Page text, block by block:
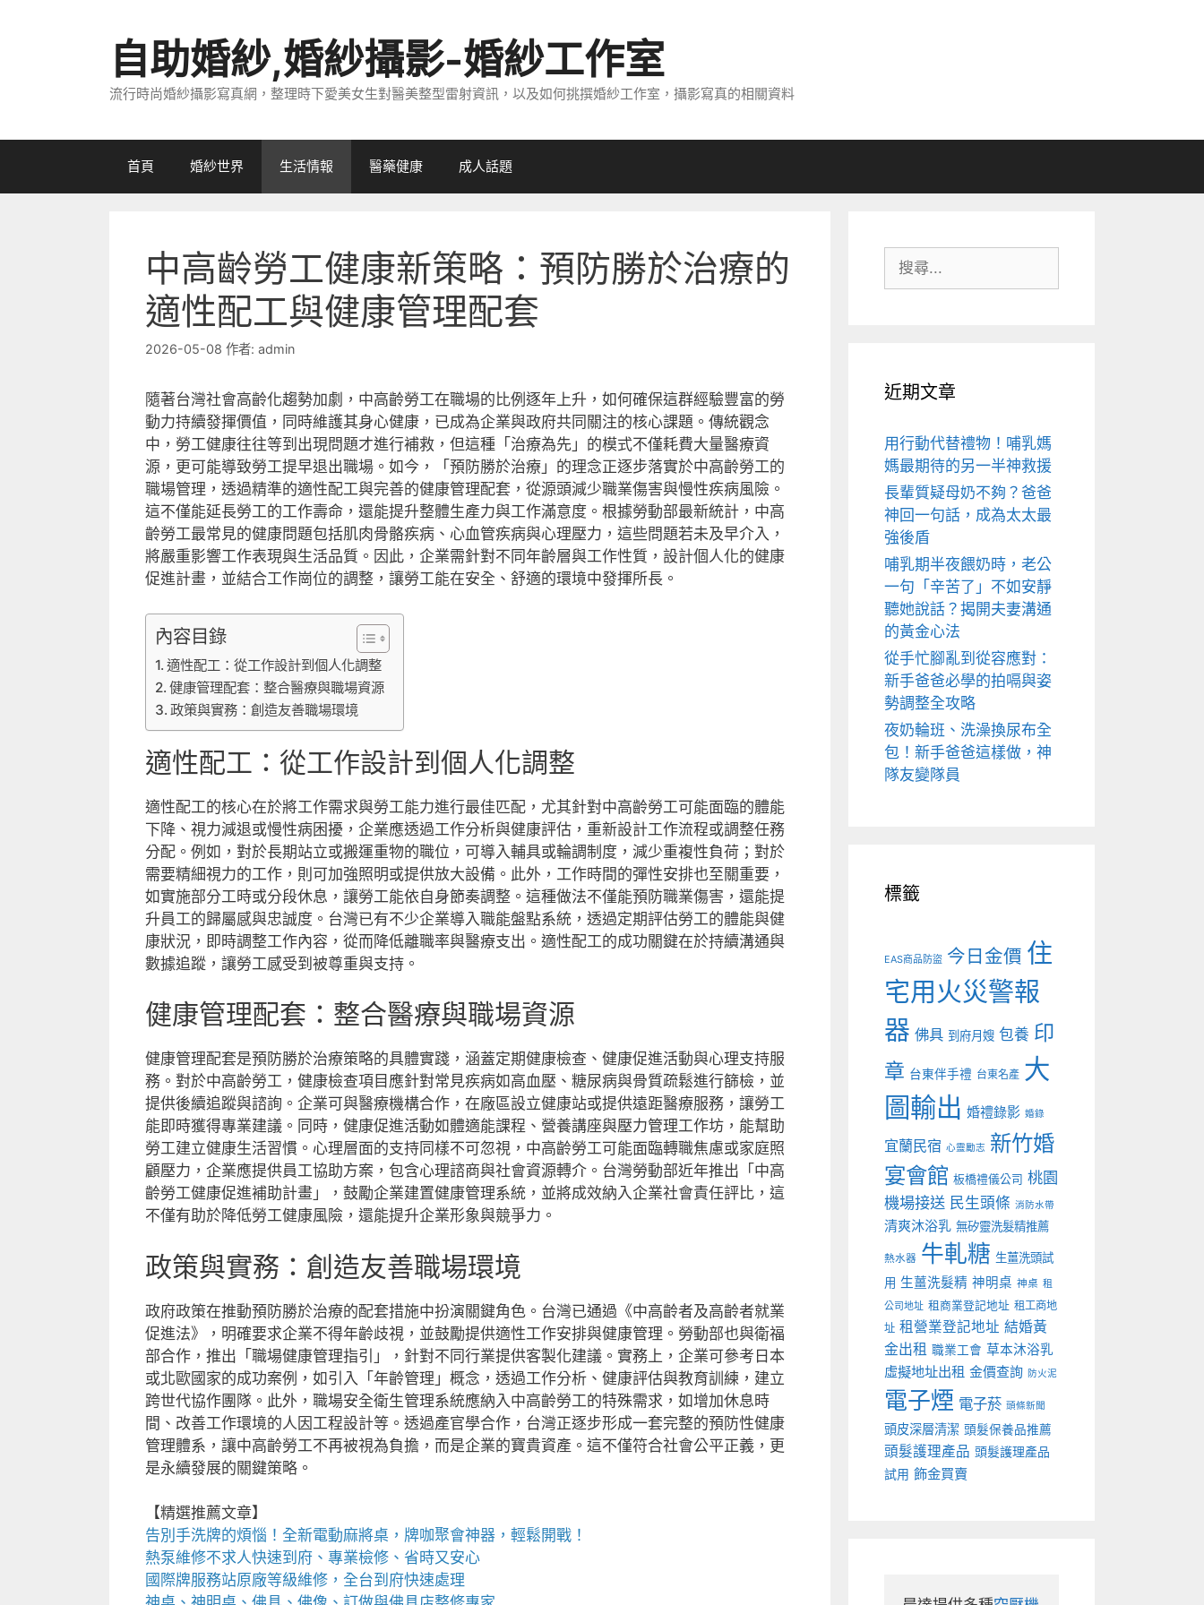
自助婚紗,婚紗攝影-婚紗工作室
流行時尚婚紗攝影寫真網，整理時下愛美女生對醫美整型雷射資訊，以及如何挑撰婚紗工作室，攝影寫真的相關資料
首頁 婚紗世界 生活情報 醫藥健康 成人話題
中高齡勞工健康新策略：預防勝於治療的
適性配工與健康管理配套
2026-05-08 作者: admin
隨著台灣社會高齡化趨勢加劇，中高齡勞工在職場的比例逐年上升，如何確保這群經驗豐富的勞
動力持續發揮價值，同時維護其身心健康，已成為企業與政府共同關注的核心課題。傳統觀念
中，勞工健康往往等到出現問題才進行補救，但這種「治療為先」的模式不僅耗費大量醫療資
源，更可能導致勞工提早退出職場。如今，「預防勝於治療」的理念正逐步落實於中高齡勞工的
職場管理，透過精準的適性配工與完善的健康管理配套，從源頭減少職業傷害與慢性疾病風險。
這不僅能延長勞工的工作壽命，還能提升整體生產力與工作滿意度。根據勞動部最新統計，中高
齡勞工最常見的健康問題包括肌肉骨骼疾病、心血管疾病與心理壓力，這些問題若未及早介入，
將嚴重影響工作表現與生活品質。因此，企業需針對不同年齡層與工作性質，設計個人化的健康
促進計畫，並結合工作崗位的調整，讓勞工能在安全、舒適的環境中發揮所長。
內容目錄
適性配工：從工作設計到個人化調整
健康管理配套：整合醫療與職場資源
政策與實務：創造友善職場環境
適性配工：從工作設計到個人化調整
適性配工的核心在於將工作需求與勞工能力進行最佳匹配，尤其針對中高齡勞工可能面臨的體能
下降、視力減退或慢性病困擾，企業應透過工作分析與健康評估，重新設計工作流程或調整任務
分配。例如，對於長期站立或搬運重物的職位，可導入輔具或輪調制度，減少重複性負荷；對於
需要精細視力的工作，則可加強照明或提供放大設備。此外，工作時間的彈性安排也至關重要，
如實施部分工時或分段休息，讓勞工能依自身節奏調整。這種做法不僅能預防職業傷害，還能提
升員工的歸屬感與忠誠度。台灣已有不少企業導入職能盤點系統，透過定期評估勞工的體能與健
康狀況，即時調整工作內容，從而降低離職率與醫療支出。適性配工的成功關鍵在於持續溝通與
數據追蹤，讓勞工感受到被尊重與支持。
健康管理配套：整合醫療與職場資源
健康管理配套是預防勝於治療策略的具體實踐，涵蓋定期健康檢查、健康促進活動與心理支持服
務。對於中高齡勞工，健康檢查項目應針對常見疾病如高血壓、糖尿病與骨質疏鬆進行篩檢，並
提供後續追蹤與諮詢。企業可與醫療機構合作，在廠區設立健康站或提供遠距醫療服務，讓勞工
能即時獲得專業建議。同時，健康促進活動如體適能課程、營養講座與壓力管理工作坊，能幫助
勞工建立健康生活習慣。心理層面的支持同樣不可忽視，中高齡勞工可能面臨轉職焦慮或家庭照
顧壓力，企業應提供員工協助方案，包含心理諮商與社會資源轉介。台灣勞動部近年推出「中高
齡勞工健康促進補助計畫」，鼓勵企業建置健康管理系統，並將成效納入企業社會責任評比，這
不僅有助於降低勞工健康風險，還能提升企業形象與競爭力。
政策與實務：創造友善職場環境
政府政策在推動預防勝於治療的配套措施中扮演關鍵角色。台灣已通過《中高齡者及高齡者就業
促進法》，明確要求企業不得年齡歧視，並鼓勵提供適性工作安排與健康管理。勞動部也與衛福
部合作，推出「職場健康管理指引」，針對不同行業提供客製化建議。實務上，企業可參考日本
或北歐國家的成功案例，如引入「年齡管理」概念，透過工作分析、健康評估與教育訓練，建立
跨世代協作團隊。此外，職場安全衛生管理系統應納入中高齡勞工的特殊需求，如增加休息時
間、改善工作環境的人因工程設計等。透過產官學合作，台灣正逐步形成一套完整的預防性健康
管理體系，讓中高齡勞工不再被視為負擔，而是企業的寶貴資產。這不僅符合社會公平正義，更
是永續發展的關鍵策略。
【精選推薦文章】
告別手洗牌的煩惱！全新電動麻將桌 ，牌咖聚會神器，輕鬆開戰！
熱泵維修不求人快速到府、專業檢修、省時又安心
國際牌服務站原廠等級維修，全台到府快速處理
尋:
近期文章
用行動代替禮物！哺乳媽
媽最期待的另一半神救援
長輩質疑母奶不夠？爸爸
神回一句話，成為太太最
強後盾
哺乳期半夜餵奶時，老公
一句「辛苦了」不如安靜
聽她說話？揭開夫妻溝通
的黃金心法
從手忙腳亂到從容應對：
新手爸爸必學的拍嗝與姿
勢調整全攻略
夜奶輪班、洗澡換尿布全
包！新手爸爸這樣做，神
隊友變隊員
標籤
EAS商品防盜 今日金價 住
宅用火災警報
器 佛具 到府月嫂 包養 印
章 台東伴手禮 台東名產 大
圖輸出 婚禮錄影 婚錄
宜蘭民宿 心靈勵志 新竹婚
宴會館 板橋禮儀公司 桃園
機場接送 民生頭條 消防水帶
清爽沐浴乳 無矽靈洗髮精推薦
熱水器 牛軋糖 生薑洗頭試
用 生薑洗髮精 神明桌 神桌 租
公司地址 租商業登記地址 租工商地
址 租營業登記地址 結婚黃
金出租 職業工會 草本沐浴乳
虛擬地址出租 金價查詢 防火泥
電子煙 電子菸 頭條新聞
頭皮深層清潔 頭髮保養品推薦
頭髮護理產品 頭髮護理產品
試用 飾金買賣